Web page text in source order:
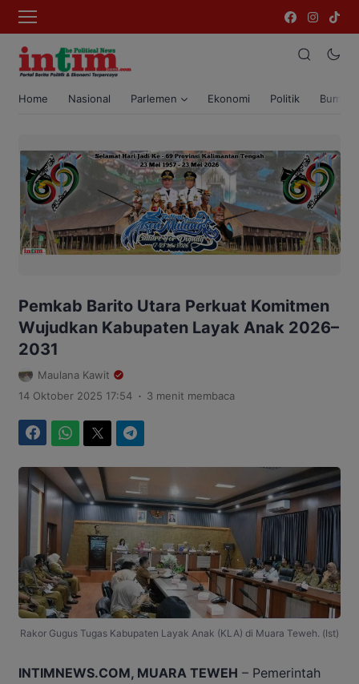
Home Nasional Parlemen Ekonomi Politik Bumi
Pemkab Barito Utara Perkuat Komitmen
Wujudkan Kabupaten Layak Anak 2026–
2031
Maulana Kawit
14 Oktober 2025 17:54 . 3 menit membaca
Rakor Gugus Tugas Kabupaten Layak Anak (KLA) di Muara Teweh. (Ist)
INTIMNEWS.COM, MUARA TEWEH – Pemerintah